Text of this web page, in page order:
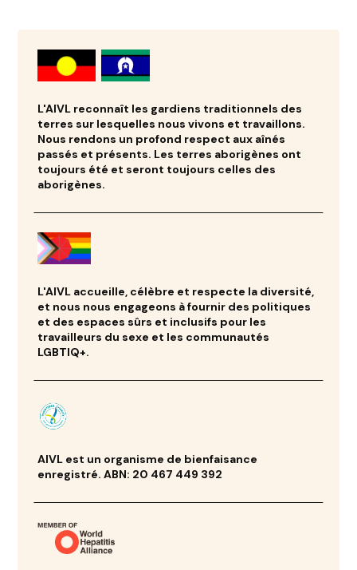
L'AIVL reconnaît les gardiens traditionnels des
terres sur lesquelles nous vivons et travaillons.
Nous rendons un profond respect aux aînés
passés et présents. Les terres aborigènes ont
toujours été et seront toujours celles des
aborigènes.
L'AIVL accueille, célèbre et respecte la diversité,
et nous nous engageons à fournir des politiques
et des espaces sûrs et inclusifs pour les
travailleurs du sexe et les communautés
LGBTIQ+.
AIVL est un organisme de bienfaisance
enregistré. ABN: 20 467 449 392